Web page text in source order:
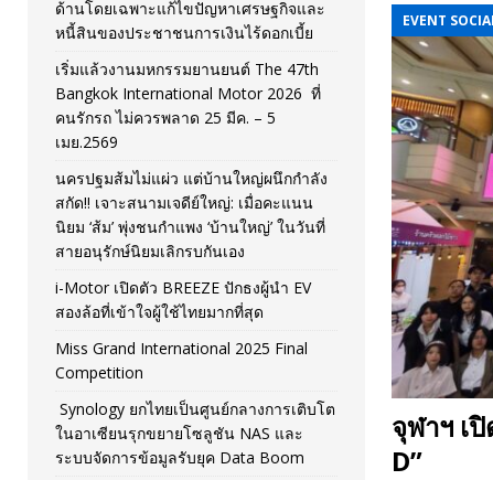
[ April 30, 2026 ] จุฬาฯ เปิดตัวโครงการ ต้นแบบนวัตกรร
EVENT
จุฬาฯ เ
D”
ด้านโดยเฉพาะแก้ไขปัญหาเศรษฐกิจและ
หนี้สินของประชาชนการเงินไร้ดอกเบี้ย
เริ่มแล้วงานมหกรรมยานยนต์ The 47th
Bangkok International Motor 2026 ที่
คนรักรถ ไม่ควรพลาด 25 มีค. – 5
เมย.2569
นครปฐมส้มไม่แผ่ว แต่บ้านใหญ่ผนึกกำลัง
สกัด!! เจาะสนามเจดีย์ใหญ่: เมื่อคะแนน
นิยม ‘ส้ม’ พุ่งชนกำแพง ‘บ้านใหญ่’ ในวันที่
สายอนุรักษ์นิยมเลิกรบกันเอง
i-Motor เปิดตัว BREEZE ปักธงผู้นำ EV
สองล้อที่เข้าใจผู้ใช้ไทยมากที่สุด
Miss Grand International 2025 Final
Competition
Synology ยกไทยเป็นศูนย์กลางการเติบโต
ในอาเซียนรุกขยายโซลูชัน NAS และ
ระบบจัดการข้อมูลรับยุค Data Boom